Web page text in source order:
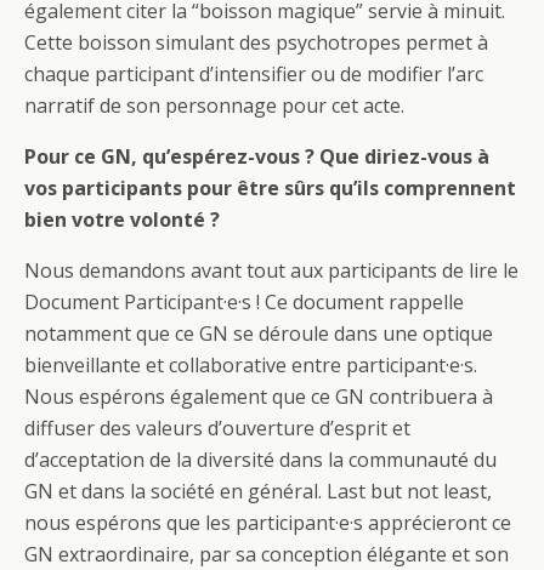
également citer la “boisson magique” servie à minuit.
Cette boisson simulant des psychotropes permet à
chaque participant d’intensifier ou de modifier l’arc
narratif de son personnage pour cet acte.
Pour ce GN, qu’espérez-vous ? Que diriez-vous à
vos participants pour être sûrs qu’ils comprennent
bien votre volonté ?
Nous demandons avant tout aux participants de lire le
Document Participant·e·s ! Ce document rappelle
notamment que ce GN se déroule dans une optique
bienveillante et collaborative entre participant·e·s.
Nous espérons également que ce GN contribuera à
diffuser des valeurs d’ouverture d’esprit et
d’acceptation de la diversité dans la communauté du
GN et dans la société en général. Last but not least,
nous espérons que les participant·e·s apprécieront ce
GN extraordinaire, par sa conception élégante et son